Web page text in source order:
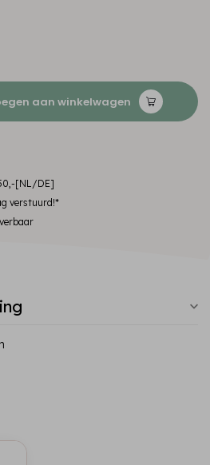
aan winkelwagen
[NL/DE]
verstuurd!*